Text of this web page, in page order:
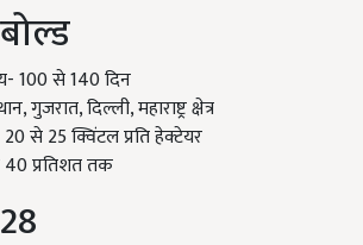
100 से 140 दिन
गुजरात, दिल्ली, महाराष्ट्र क्षेत्र
20 से 25 क्विंटल प्रति हेक्टेयर
40 प्रतिशत तक